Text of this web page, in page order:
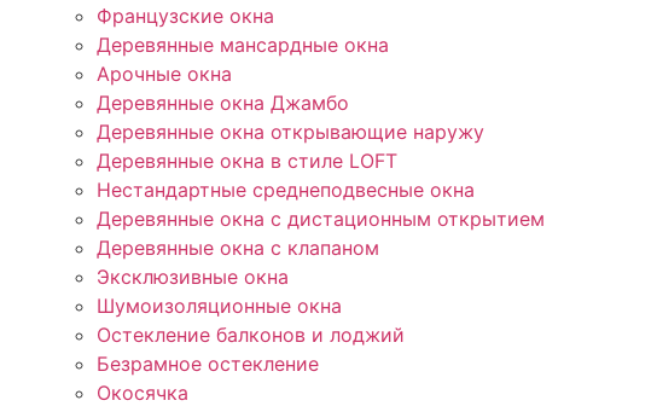
Французские окна
Деревянные мансардные окна
Арочные окна
Деревянные окна Джамбо
Деревянные окна открывающие наружу
Деревянные окна в стиле LOFT
Нестандартные среднеподвесные окна
Деревянные окна с дистационным открытием
Деревянные окна с клапаном
Эксклюзивные окна
Шумоизоляционные окна
Остекление балконов и лоджий
Безрамное остекление
Окосячка